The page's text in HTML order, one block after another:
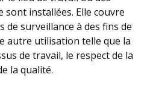
sont installées. Elle couvre
de surveillance à des fins de
autre utilisation telle que la
de travail, le respect de la
la qualité.